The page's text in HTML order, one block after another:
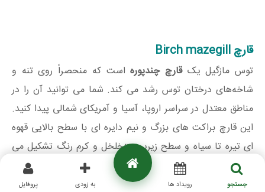
قارچ Birch mazegill
توس مازگیل یکقارچ چندپورهاست که منحصراً روی تنه و
شاخه‌های درختان توس رشد می کند. شما می توانید آن را در
مناطق معتدل در سراسر اروپا، آسیا و آمریکای شمالی پیدا کنید.
این قارچ براکت های بزرگ و نیم دایره ای با سطح بالایی قهوه
ای تیره تا سیاه و سطح زیرین متخلخل و کرم رنگ تشکیل می
دهد. Mazegills توس قارچ های چند ساله‌ای هستند که می
توانید در طول سال پیدا کنید. با این حال، شما می توانید آنها را
جستجو رویداد ها به زودی پروفایل